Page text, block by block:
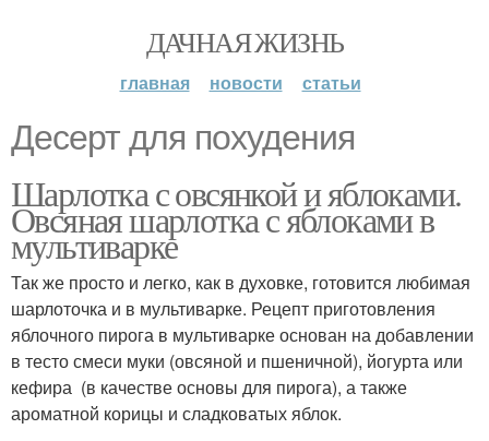
ДАЧНАЯ ЖИЗНЬ
главная новости статьи
Десерт для похудения
Шарлотка с овсянкой и яблоками.
Овсяная шарлотка с яблоками в
мультиварке
Так же просто и легко, как в духовке, готовится любимая
шарлоточка и в мультиварке. Рецепт приготовления
яблочного пирога в мультиварке основан на добавлении
в тесто смеси муки (овсяной и пшеничной), йогурта или
кефира (в качестве основы для пирога), а также
ароматной корицы и сладковатых яблок.